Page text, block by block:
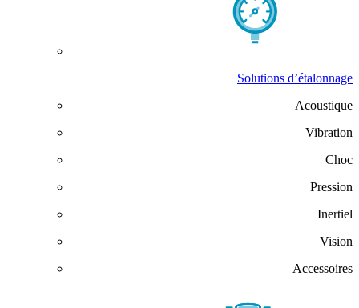
Solutions d’étalonnage
Acoustique
Vibration
Choc
Pression
Inertiel
Vision
Accessoires